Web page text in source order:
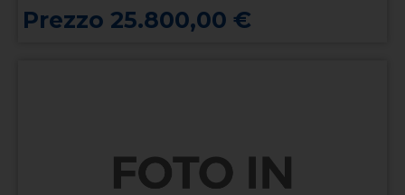
Prezzo 25.800,00 €